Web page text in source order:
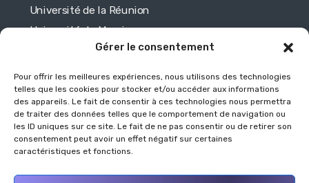
Gérer le consentement
Pour offrir les meilleures expériences, nous utilisons des technologies
telles que les cookies pour stocker et/ou accéder aux informations
des appareils. Le fait de consentir à ces technologies nous permettra
de traiter des données telles que le comportement de navigation ou
les ID uniques sur ce site. Le fait de ne pas consentir ou de retirer son
consentement peut avoir un effet négatif sur certaines
caractéristiques et fonctions.
Université de la Réunion
Université de Maurice
Université de Toulouse
Université de Mayotte
Légales
Mentions légales